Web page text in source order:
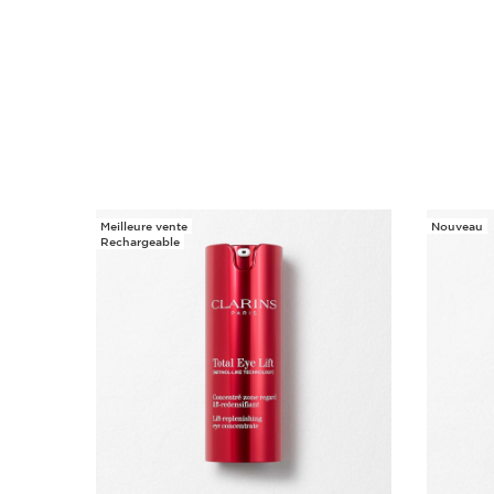
ALLER AU CONTENU
Meilleure vente
Rechargeable
Nouveau